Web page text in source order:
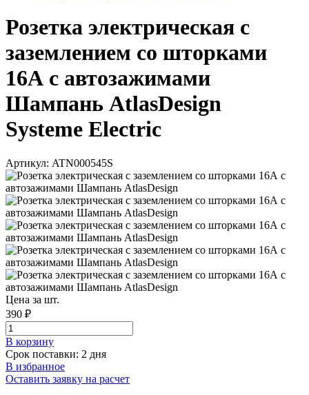
Розетка электрическая с
заземлением со шторками
16А с автозажимами
Шампань AtlasDesign
Systeme Electric
Артикул: ATN000545S
Цена за шт.
390 ₽
В корзинy
Срок поставки: 2 дня
В избранное
Оставить заявку на расчет